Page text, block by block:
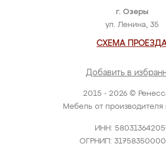
2015 - 2026 ©
Мебель от производителя
ИНН:
ОГРНИП:
г. Озеры
ул. Ленина, 35
СХЕМА
Добавить в